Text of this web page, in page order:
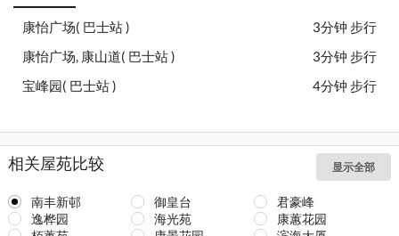
康怡广场( 巴士站 )
3分钟 步行
康怡广场, 康山道( 巴士站 )
3分钟 步行
宝峰园( 巴士站 )
4分钟 步行
相关屋苑比较 显示全部
南丰新邨 御皇台
君豪峰
逸桦园
海光苑
康蕙花园